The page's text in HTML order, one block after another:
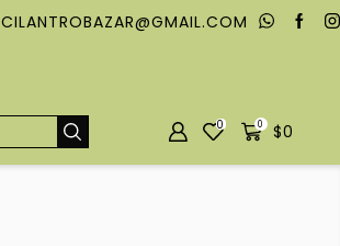
CILANTROBAZAR@GMAIL.COM
0 0 $0